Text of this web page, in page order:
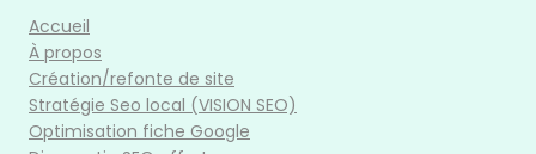
Accueil
À propos
Création/refonte de site
Stratégie Seo local (VISION SEO)
Optimisation fiche Google